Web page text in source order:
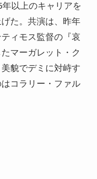
以上のキャリアを
た。共演は、昨年
ィモス監督の『哀
マーガレット・ク
貌でデミに対峙す
コラリー・ファル